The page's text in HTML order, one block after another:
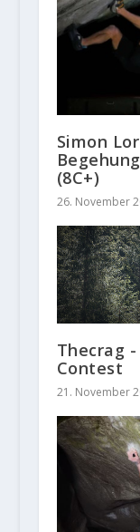
Simon
(8C+)
26. November
Thecrag
Contest
21. November